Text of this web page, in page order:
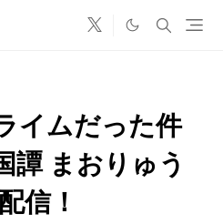
イムだった件
譚 まおりゅう
信！